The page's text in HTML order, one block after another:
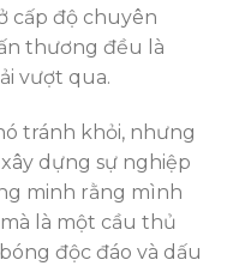
cấp độ chuyên
thương đều là
vượt qua.
tránh khỏi, nhưng
dựng sự nghiệp
minh rằng mình
mà là một cầu thủ
độc đáo và dấu